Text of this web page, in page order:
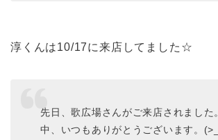
淳くんは10/17に来店してました☆
先日、歌広場さんがご来店されました
中、いつもありがとうございます。